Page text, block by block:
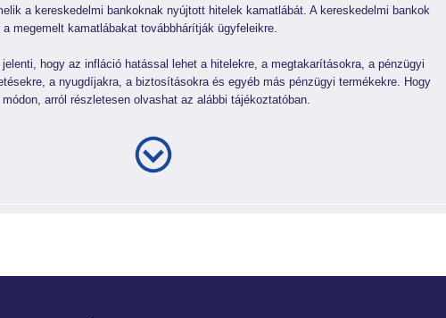
a kereskedelmi bankoknak nyújtott hitelek kamatlábát. A kereskedelmi bankok
a megemelt kamatlábakat továbbhárítják ügyfeleikre.
jelenti, hogy az infláció hatással lehet a hitelekre, a megtakarításokra, a pénzügyi
a nyugdíjakra, a biztosításokra és egyéb más pénzügyi termékekre. Hogy
arról részletesen olvashat az alábbi tájékoztatóban.